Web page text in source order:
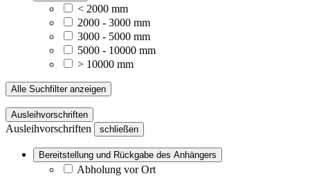
< 2000 mm
2000 - 3000 mm
3000 - 5000 mm
5000 - 10000 mm
> 10000 mm
Alle Suchfilter anzeigen
Ausleihvorschriften
Ausleihvorschriften schließen
Bereitstellung und Rückgabe des Anhängers
Abholung vor Ort